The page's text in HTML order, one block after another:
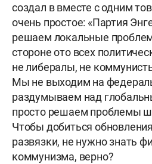
создал в вместе с одним
очень простое: «Партия
решаем локальные
стороне ото всех
не либералы, не
Мы не выходим на
раздумываем над
просто решаем проблемы
Чтобы добиться
развязки, не нужно знать
коммунизма, верно?